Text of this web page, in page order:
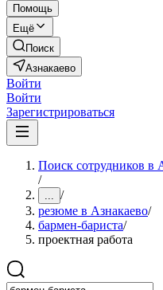
Помощь
Ещё
Поиск
Азнакаево
Войти
Войти
Зарегистрироваться
Поиск сотрудников в
/
... /
резюме в Азнакаево/
бармен-бариста/
проектная работа